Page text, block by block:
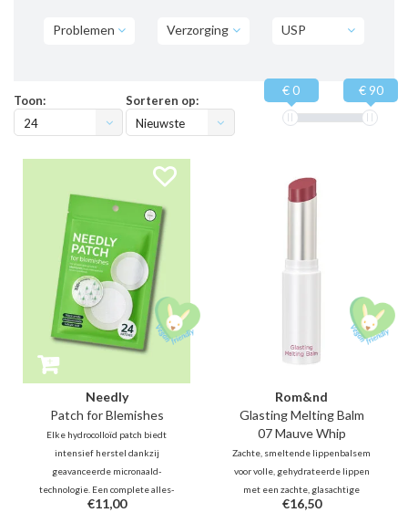
Problemen Verzorging USP
Toon:
24
Sorteren op:
Nieuwste
€ 0 € 90
Needly
Patch for Blemishes
Elke hydrocolloïd patch biedt
intensief herstel dankzij
geavanceerde micronaald-
technologie. Een complete alles-
in-één oplossing die de huid
€11,00
Rom&nd
Glasting Melting Balm
07 Mauve Whip
Zachte, smeltende lippenbalsem
voor volle, gehydrateerde lippen
met een zachte, glasachtige
glans. Geeft een subtiele tint of
€16,50